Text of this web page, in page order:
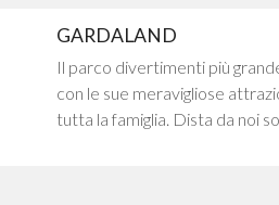
GARDALAND
Il parco divertimenti più
con le sue meravigliose
tutta la famiglia. Dista da noi